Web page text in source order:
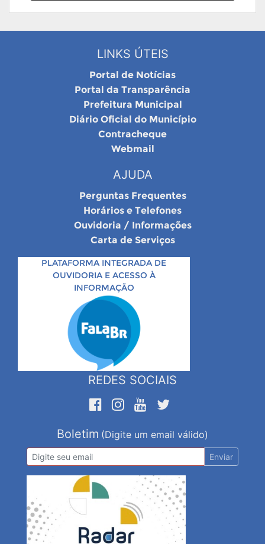
LINKS ÚTEIS
Portal de Notícias
Portal da Transparência
Prefeitura Municipal
Diário Oficial do Município
Contracheque
Webmail
AJUDA
Perguntas Frequentes
Horários e Telefones
Ouvidoria / Informações
Carta de Serviços
PLATAFORMA INTEGRADA DE
OUVIDORIA E ACESSO À
INFORMAÇÃO
REDES SOCIAIS
Boletim (Digite um email válido)
Enviar